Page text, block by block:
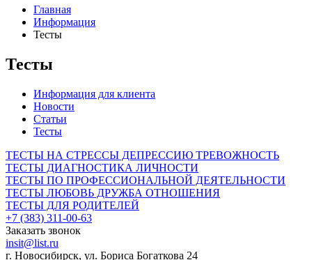
Главная
Информация
Тесты
Тесты
Информация для клиента
Новости
Статьи
Тесты
ТЕСТЫ НА СТРЕССЫ ДЕПРЕССИЮ ТРЕВОЖНОСТЬ
ТЕСТЫ ДИАГНОСТИКА ЛИЧНОСТИ
ТЕСТЫ ПО ПРОФЕССИОНАЛЬНОЙ ДЕЯТЕЛЬНОСТИ
ТЕСТЫ ЛЮБОВЬ ДРУЖБА ОТНОШЕНИЯ
ТЕСТЫ ДЛЯ РОДИТЕЛЕЙ
+7 (383) 311-00-63
Заказать звонок
insit@list.ru
г. Новосибирск, ул. Бориса Богаткова 24